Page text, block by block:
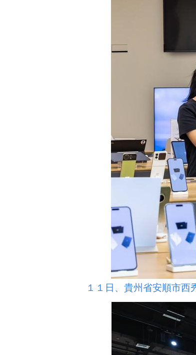
１１日、貴州省安順市